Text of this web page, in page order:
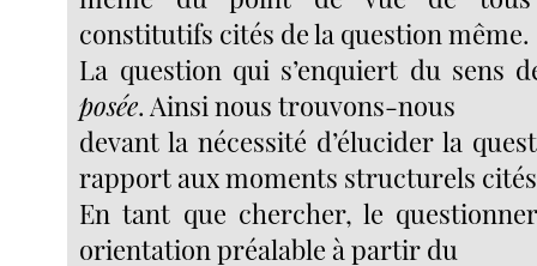
constitutifs cités de la question même.
La question qui s’enquiert du sens
posée. Ainsi nous trouvons-nous
devant la nécessité d’élucider la
rapport aux moments structurels
En tant que chercher, le
orientation préalable à partir du